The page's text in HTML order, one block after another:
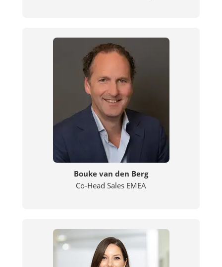
Bouke van den Berg
Co-Head Sales EMEA